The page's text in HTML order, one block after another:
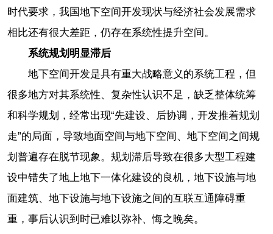
时代要求，我国地下空间开发现状与经济社会发展需求
相比还有很大差距，仍存在系统性提升空间。
系统规划明显滞后
地下空间开发是具有重大战略意义的系统工程，但
很多地方对其系统性、复杂性认识不足，缺乏整体统筹
和科学规划，经常出现“先建设、后协调，开发推着规划
走”的局面，导致地面空间与地下空间、地下空间之间规
划普遍存在脱节现象。规划滞后导致在很多大型工程建
设中错失了地上地下一体化建设的良机，地下设施与地
面建筑、地下设施与地下设施之间的互联互通障碍重
重，事后认识到时已难以弥补、悔之晚矣。